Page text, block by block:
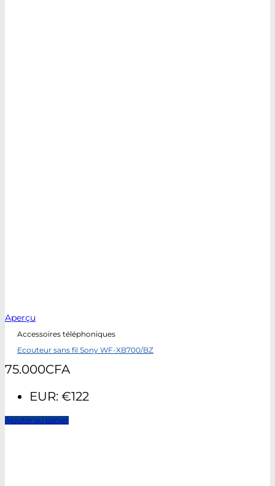
Aperçu
Accessoires téléphoniques
Ecouteur sans fil Sony WF-XB700/BZ
75.000CFA
EUR: €122
Ajouter au panier